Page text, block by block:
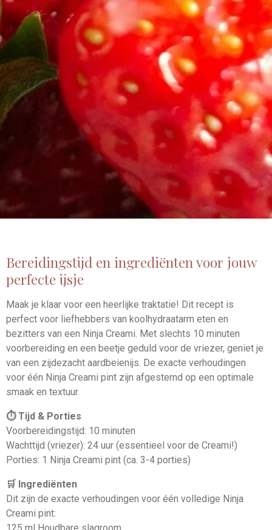
Bereidingstijd en ingrediënten voor jouw
perfecte ijsje
Maak je klaar voor een heerlijke traktatie! Dit recept is
perfect voor liefhebbers van koolhydraatarm eten en
bezitters van een Ninja Creami. Met slechts 10 minuten
voorbereiding en een beetje geduld voor de vriezer, geniet je
van een zijdezacht aardbeienijs. De exacte verhoudingen
voor één Ninja Creami pint zijn afgestemd op een optimale
smaak en textuur.
⏱️ Tijd & Porties
Voorbereidingstijd: 10 minuten
Wachttijd (vriezer): 24 uur (essentieel voor de Creami!)
Porties: 1 Ninja Creami pint (ca. 3-4 porties)
🛒 Ingrediënten
Dit zijn de exacte verhoudingen voor één volledige Ninja
Creami pint: